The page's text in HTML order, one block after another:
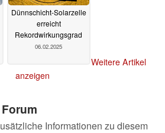
Dünnschicht-Solarzelle
erreicht
Rekordwirkungsgrad
06.02.2025
Weitere Artikel
anzeigen
Informationen zu diesem